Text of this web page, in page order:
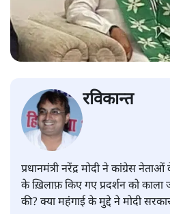
रविकान्त
प्रधानमंत्री नरेंद्र मोदी ने कांग्रेस
के ख़िलाफ़ किए गए प्रदर्शन को
की? क्या महंगाई के मुद्दे ने मोदी